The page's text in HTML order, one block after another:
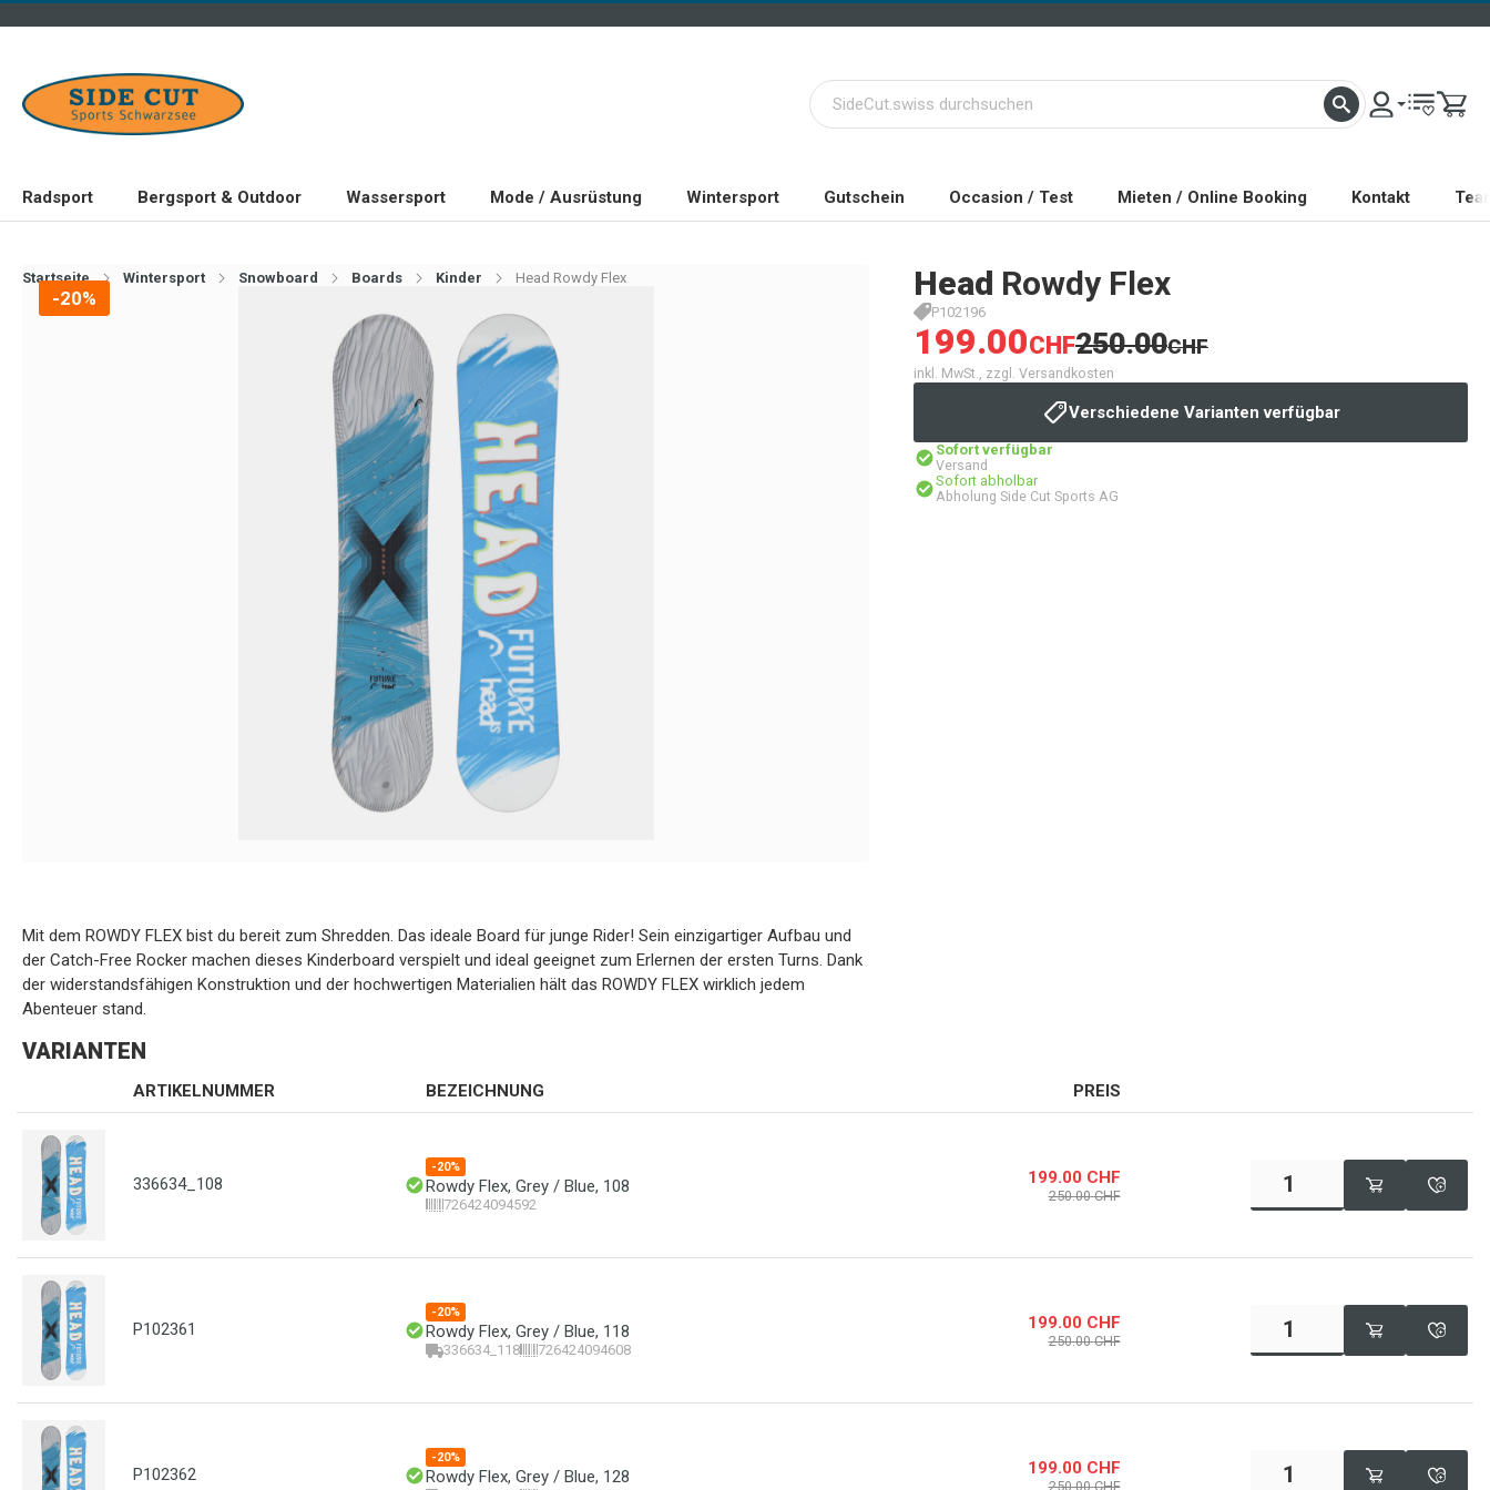
Radsport Bergsport & Outdoor Wassersport Mode / Ausrüstung Wintersport Gutschein Occasion / Test Mieten / Online Booking Kontakt
Startseite Wintersport Snowboard Boards Kinder Head Rowdy Flex
-20% Head Rowdy Flex
P102196
199.00CHF250.00CHF
inkl. MwSt., zzgl. Versandkosten
Verschiedene Varianten verfügbar
Sofort verfügbar
Versand
Sofort abholbar
Abholung Side Cut Sports AG
Mit dem ROWDY FLEX bist du bereit zum Shredden. Das ideale Board für junge Rider! Sein einzigartiger Aufbau und
der Catch-Free Rocker machen dieses Kinderboard verspielt und ideal geeignet zum Erlernen der ersten Turns. Dank
der widerstandsfähigen Konstruktion und der hochwertigen Materialien hält das ROWDY FLEX wirklich jedem
Abenteuer stand.
VARIANTEN
ARTIKELNUMMER BEZEICHNUNG PREIS
336634_108
-20%
Rowdy Flex, Grey / Blue, 108
726424094592
199.00 CHF
250.00 CHF
P102361
-20%
Rowdy Flex, Grey / Blue, 118
336634_118 726424094608
199.00 CHF
250.00 CHF
P102362
-20%
Rowdy Flex, Grey / Blue, 128 199.00 CHF
250.00 CHF